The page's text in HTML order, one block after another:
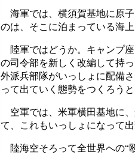
海軍では、横須賀基地に原
のは、そこに泊まっている海
陸軍ではどうか。キャンプ
の司令部を新しく改編して持
外派兵部隊がいっしょに配備
って出ていく態勢をつくろうと
空軍では、米軍横田基地に
て、これもいっしょになって出
陸海空そろって全世界への“